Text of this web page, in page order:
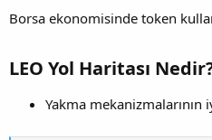
Borsa ekonomisinde token
LEO Yol Haritası
Yakma mekanizmalarının